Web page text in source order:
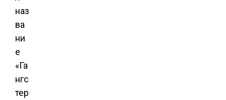
наз
ва
ни
е
«Га
нгс
тер